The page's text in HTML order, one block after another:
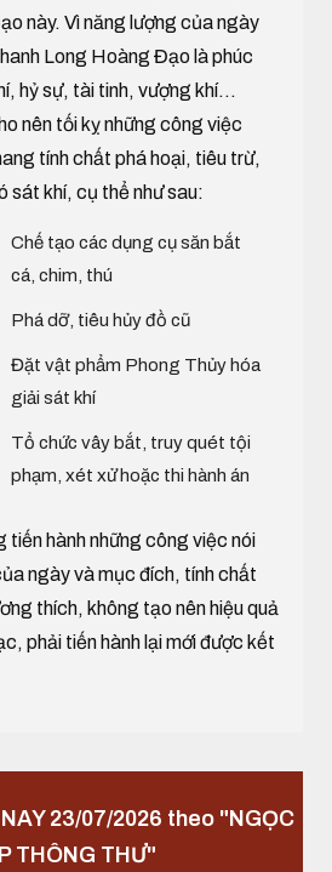
này. Vì năng lượng của ngày
Long Hoàng Đạo là phúc
hỷ sự, tài tinh, vượng khí...
nên tối kỵ những công việc
tính chất phá hoại, tiêu trừ,
sát khí, cụ thể như sau:
Chế tạo các dụng cụ săn bắt
cá, chim, thú
Phá dỡ, tiêu hủy đồ cũ
Đặt vật phẩm Phong Thủy hóa
giải sát khí
Tổ chức vây bắt, truy quét tội
phạm, xét xử hoặc thi hành án
tiến hành những công việc nói
ngày và mục đích, tính chất
thích, không tạo nên hiệu quả
phải tiến hành lại mới được kết
23/07/2026 theo "NGỌC
THÔNG THƯ"